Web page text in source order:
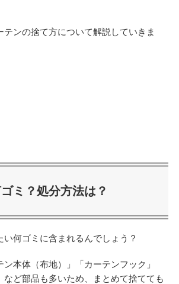
テンの捨て方について解説していきま
ミ？処分方法は？
い何ゴミに含まれるんでしょう？
本体（布地）」「カーテンフック」
など部品も多いため、まとめて捨てても